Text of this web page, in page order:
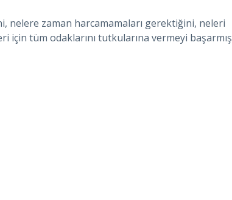
nelere zaman harcamamaları gerektiğini, neleri
için tüm odaklarını tutkularına vermeyi başarmış